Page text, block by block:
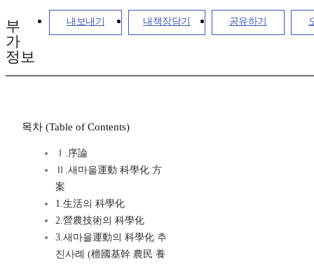
내보내기 내책장담기 공유하기
부
가
정보
목차 (Table of Contents)
Ⅰ.序論
Ⅱ.새마을運動 科學化 方
案
1.生活의 科學化
2.營農技術의 科學化
3.새마을運動의 科學化 추
진사례 (檀國基幹 農民 養